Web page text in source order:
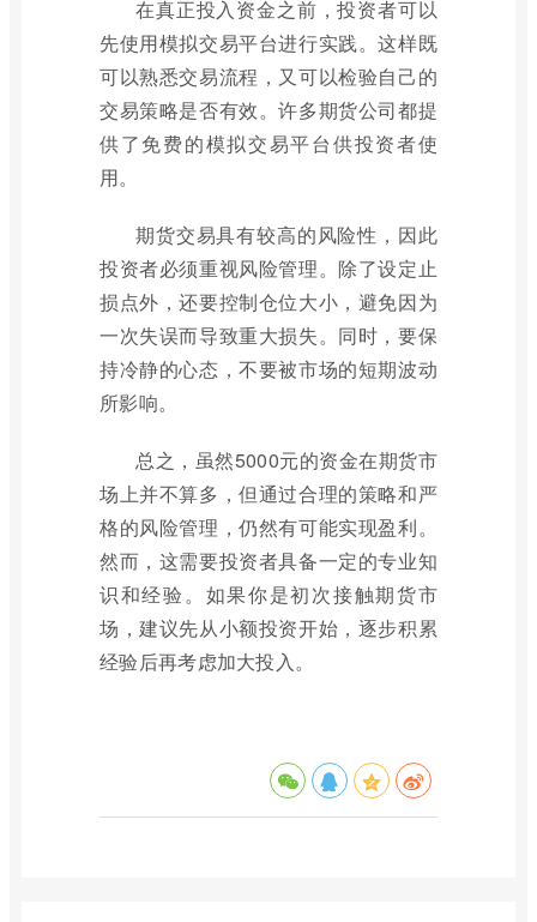
在真正投入资金之前，投资者可以
先使用模拟交易平台进行实践。这样既
可以熟悉交易流程，又可以检验自己的
交易策略是否有效。许多期货公司都提
供了免费的模拟交易平台供投资者使
用。
期货交易具有较高的风险性，因此
投资者必须重视风险管理。除了设定止
损点外，还要控制仓位大小，避免因为
一次失误而导致重大损失。同时，要保
持冷静的心态，不要被市场的短期波动
所影响。
总之，虽然5000元的资金在期货市
场上并不算多，但通过合理的策略和严
格的风险管理，仍然有可能实现盈利。
然而，这需要投资者具备一定的专业知
识和经验。如果你是初次接触期货市
场，建议先从小额投资开始，逐步积累
经验后再考虑加大投入。